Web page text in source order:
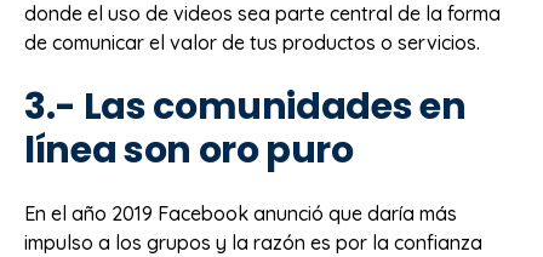
donde el uso de videos sea parte central de la forma
de comunicar el valor de tus productos o servicios.
3.- Las comunidades en
línea son oro puro
En el año 2019 Facebook anunció que daría más
impulso a los grupos y la razón es por la confianza